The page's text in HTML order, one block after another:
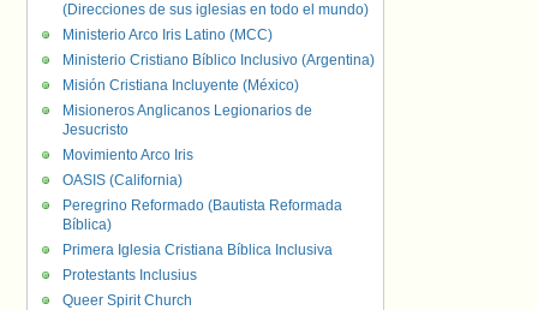
(Direcciones de sus iglesias en todo el mundo)
Ministerio Arco Iris Latino (MCC)
Ministerio Cristiano Bíblico Inclusivo (Argentina)
Misión Cristiana Incluyente (México)
Misioneros Anglicanos Legionarios de
Jesucristo
Movimiento Arco Iris
OASIS (California)
Peregrino Reformado (Bautista Reformada
Bíblica)
Primera Iglesia Cristiana Bíblica Inclusiva
Protestants Inclusius
Queer Spirit Church